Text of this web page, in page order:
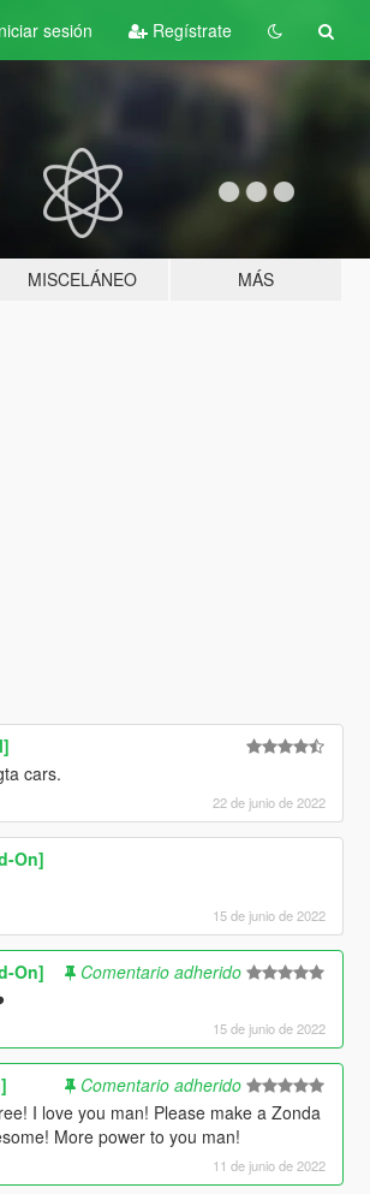
sesión Regístrate
MISCELÁNEO MÁS
cars.
22 de junio de 2022
On]
15 de junio de 2022
On]
Comentario adherido
15 de junio de 2022
Comentario adherido
I love you man! Please make a Zonda
More power to you man!
11 de junio de 2022